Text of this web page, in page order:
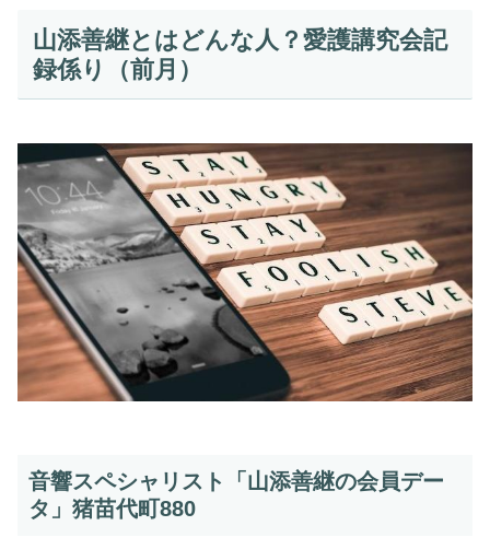
山添善継とはどんな人？愛護講究会記
録係り（前月）
音響スペシャリスト「山添善継の会員デー
タ」猪苗代町880